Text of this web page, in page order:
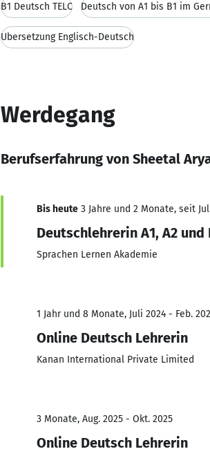
B1 Deutsch TELC Deutsch von A1 bis B1 im
Übersetzung Englisch-Deutsch
Werdegang
Berufserfahrung von Sheetal
Bis heute 3 Jahre und 2 Monate, seit
Deutschlehrerin A1, A2 und
Sprachen Lernen Akademie
1 Jahr und 8 Monate, Juli 2024 - Feb.
Online Deutsch Lehrerin
Kanan International Private Limited
3 Monate, Aug. 2025 - Okt. 2025
Online Deutsch Lehrerin